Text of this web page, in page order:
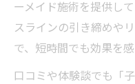
ーメイド施術を提供し
スラインの引き締めや
で、短時間でも効果を
口コミや体験談でも「